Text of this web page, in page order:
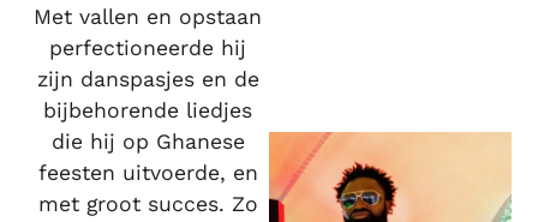
Met vallen en opstaan
perfectioneerde hij
zijn danspasjes en de
bijbehorende liedjes
die hij op Ghanese
feesten uitvoerde, en
met groot succes. Zo